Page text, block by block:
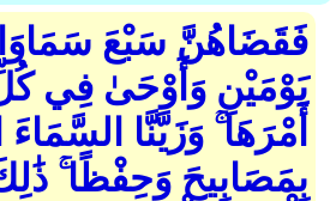
فَقَضَاهُنَّ سَبْعَ
يَوْمَيْنِ وَأَوْحَىٰ فِي
أَمْرَهَا ۚ وَزَيَّنَّا السَّمَاءَ
بِمَصَابِيحَ وَحِفْظًا